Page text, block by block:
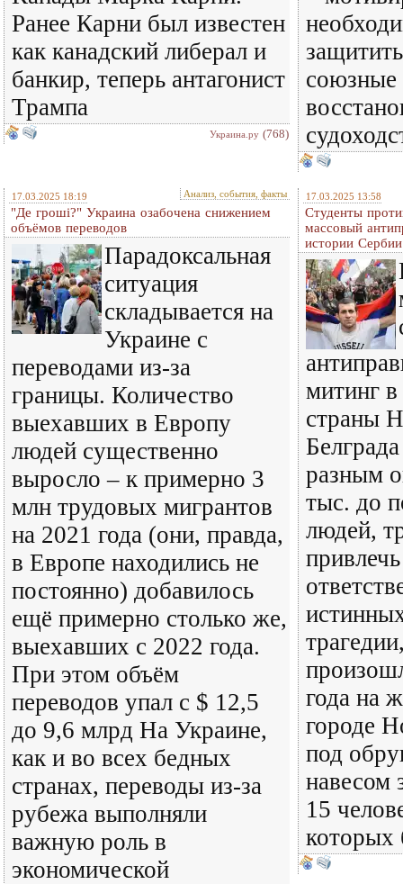
Ранее Карни был известен
как канадский либерал и
банкир, теперь антагонист
Трампа
Украина.ру (768)
союзные
17.03.2025 18:19 Анализ, события, факты
"Де гроші?" Украина озабочена снижением
объёмов переводов
Парадоксальная
ситуация
складывается на
Украине с
переводами из-за
границы. Количество
выехавших в Европу
людей существенно
выросло – к примерно 3
млн трудовых мигрантов
на 2021 года (они, правда,
в Европе находились не
постоянно) добавилось
ещё примерно столько же,
выехавших с 2022 года.
При этом объём
переводов упал с $ 12,5
до 9,6 млрд На Украине,
как и во всех бедных
странах, переводы из-за
рубежа выполняли
важную роль в
экономической
17.03.2025 13:58
Студенты
массовый
истории Сербии
митинг
страны
разным
тыс. до
людей,
года на
городе
под
навесом
15
которых